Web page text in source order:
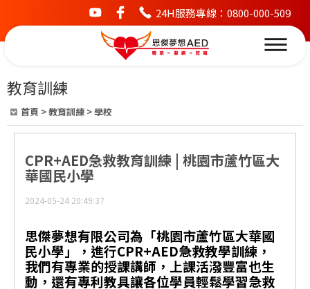
youtubefacebook24H服務專線：0800-000-509
教育訓練
首頁 >教育訓練 >學校
CPR+AED急救教育訓練 | 桃園市蘆竹區大
華國民小學
2024-05-24 20:49:37
思傑夢想有限公司為「桃園市蘆竹區大華國
民小學」，進行CPR+AED急救教學訓練，
我們有專業的授課講師，上課活潑豐富也生
動，還有專利教具讓各位學員輕鬆學習急救